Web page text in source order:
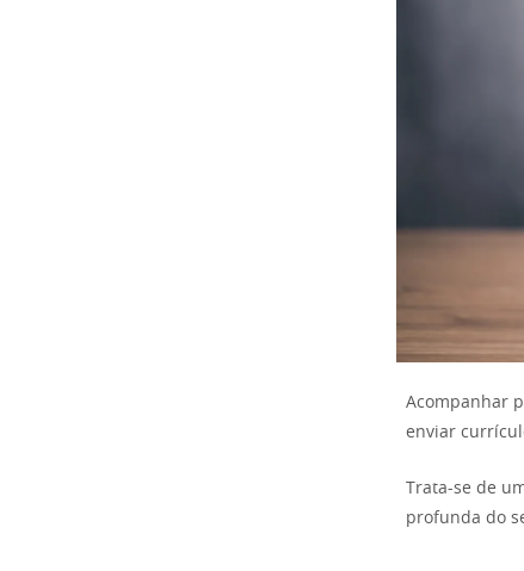
Acompanhar
enviar
Trata-se de
profunda do